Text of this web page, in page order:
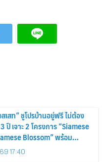
เสท” ชูโปรบ้านอยู่ฟรี ไม่ต้อง
ปี เจาะ 2 โครงการ “Siamese
Blossom” พร้อม
สิทธิพิเศษถึง 31 สิงหาคม
17:40